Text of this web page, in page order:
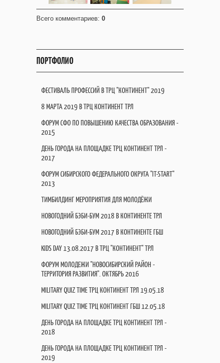
Всего комментариев: 0
ПОРТФОЛИО
ФЕСТИВАЛЬ ПРОФЕССИЙ В ТРЦ "КОНТИНЕНТ" 2019
8 МАРТА 2019 В ТРЦ КОНТИНЕНТ ТРЛ
ФОРУМ СФО ПО ПОВЫШЕНИЮ КАЧЕСТВА ОБРАЗОВАНИЯ -
2015
ДЕНЬ ГОРОДА НА ПЛОЩАДКЕ ТРЦ КОНТИНЕНТ ТРЛ -
2017
ФОРУМ СИБИРСКОГО ФЕДЕРАЛЬНОГО ОКРУГА "IT-START"
2013
ТИМБИЛДИНГ МЕРОПРИЯТИЯ ДЛЯ МОЛОДЁЖИ
НОВОГОДНИЙ БЭБИ-БУМ 2018 В КОНТИНЕНТЕ ТРЛ
НОВОГОДНИЙ БЭБИ-БУМ 2017 В КОНТИНЕНТЕ ГБШ
KIDS DAY 13.08.2017 В ТРЦ "КОНТИНЕНТ" ТРЛ
ФОРУМ МОЛОДЕЖИ "НОВОСИБИРСКИЙ РАЙОН -
ТЕРРИТОРИЯ РАЗВИТИЯ". ОКТЯБРЬ 2016
MILITARY QUIZ TIME ТРЦ КОНТИНЕНТ ТРЛ 19.05.18
MILITARY QUIZ TIME ТРЦ КОНТИНЕНТ ГБШ 12.05.18
ДЕНЬ ГОРОДА НА ПЛОЩАДКЕ ТРЦ КОНТИНЕНТ ТРЛ -
2018
ДЕНЬ ГОРОДА НА ПЛОЩАДКЕ ТРЦ КОНТИНЕНТ ТРЛ -
2019